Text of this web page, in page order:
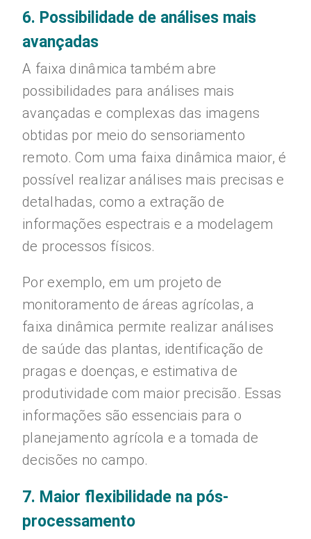
6. Possibilidade de análises mais
avançadas
A faixa dinâmica também abre
possibilidades para análises mais
avançadas e complexas das imagens
obtidas por meio do sensoriamento
remoto. Com uma faixa dinâmica maior, é
possível realizar análises mais precisas e
detalhadas, como a extração de
informações espectrais e a modelagem
de processos físicos.
Por exemplo, em um projeto de
monitoramento de áreas agrícolas, a
faixa dinâmica permite realizar análises
de saúde das plantas, identificação de
pragas e doenças, e estimativa de
produtividade com maior precisão. Essas
informações são essenciais para o
planejamento agrícola e a tomada de
decisões no campo.
7. Maior flexibilidade na pós-
processamento